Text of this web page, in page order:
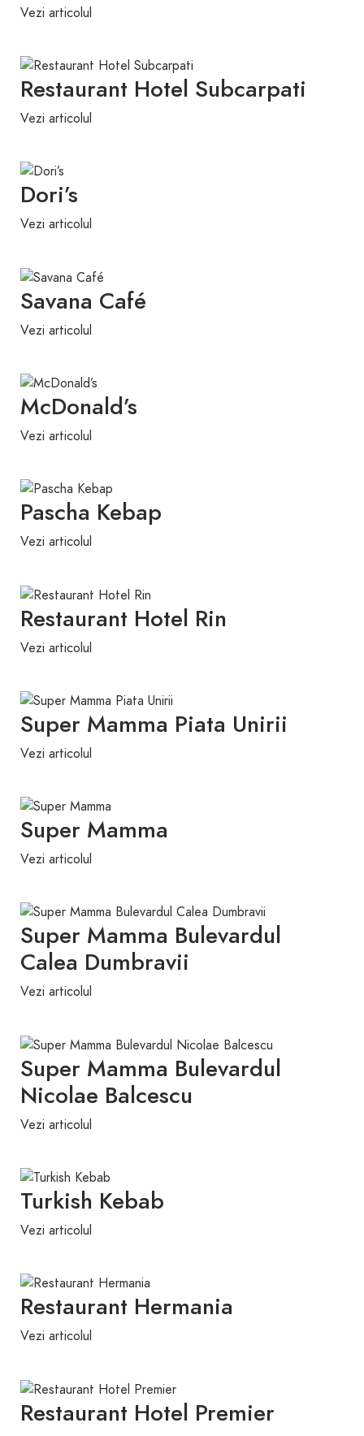
Vezi articolul
Restaurant Hotel Subcarpati
Vezi articolul
Dori’s
Vezi articolul
Savana Café
Vezi articolul
McDonald’s
Vezi articolul
Pascha Kebap
Vezi articolul
Restaurant Hotel Rin
Vezi articolul
Super Mamma Piata Unirii
Vezi articolul
Super Mamma
Vezi articolul
Super Mamma Bulevardul
Calea Dumbravii
Vezi articolul
Super Mamma Bulevardul
Nicolae Balcescu
Vezi articolul
Turkish Kebab
Vezi articolul
Restaurant Hermania
Vezi articolul
Restaurant Hotel Premier